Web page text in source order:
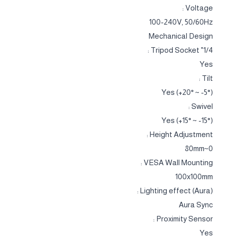
Voltage :
100-240V, 50/60Hz
Mechanical Design
1/4" Tripod Socket :
Yes
Tilt :
Yes (+20° ~ -5°)
Swivel :
Yes (+15° ~ -15°)
Height Adjustment :
0~80mm
VESA Wall Mounting :
100x100mm
Lighting effect (Aura) :
Aura Sync
Proximity Sensor :
Yes